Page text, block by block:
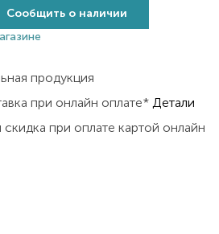
Сообщить о наличии
продукция
при онлайн оплате* Детали
при оплате картой онлайн